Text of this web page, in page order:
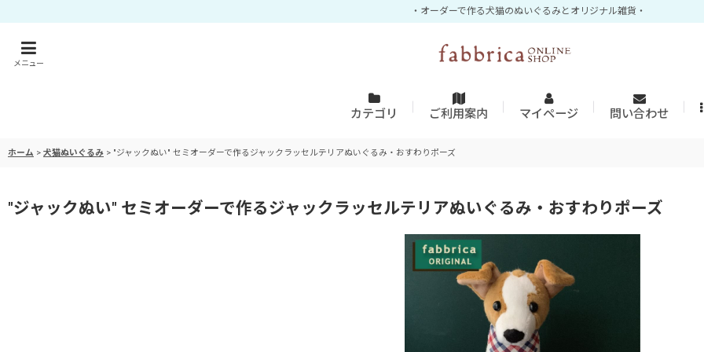
・オーダーで作る犬猫のぬいぐるみとオリジナル雑貨・
メニュー
カテゴリ ご利用案内 マイページ 問い合わせ
ホーム > 犬猫ぬいぐるみ > "ジャックぬい" セミオーダーで作るジャックラッセルテリアぬいぐるみ・おすわりポーズ
"ジャックぬい" セミオーダーで作るジャックラッセルテリアぬいぐるみ・おすわりポーズ